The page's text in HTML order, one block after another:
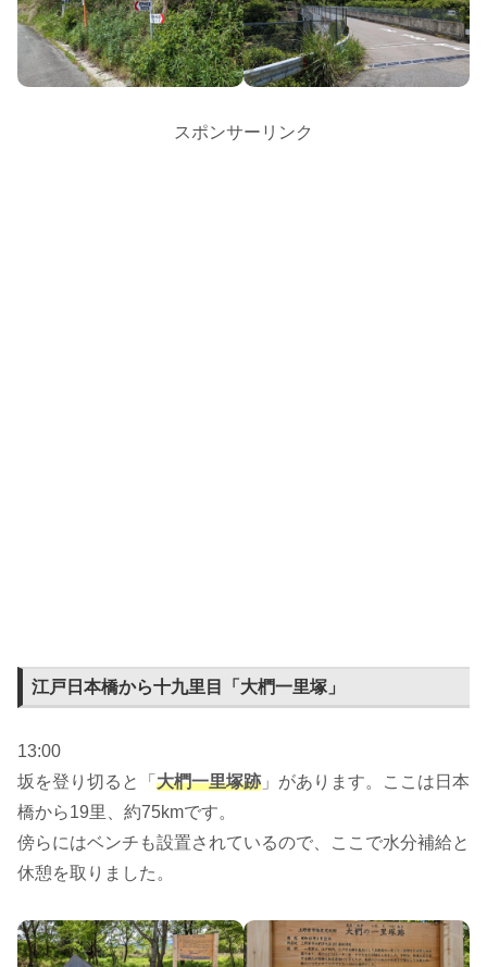
スポンサーリンク
江戸日本橋から十九里目「大椚一里塚」
13:00
坂を登り切ると「 大椚一里塚跡 」があります。ここは日本
橋から19里、約75kmです。
傍らにはベンチも設置されているので、ここで水分補給と
休憩を取りました。